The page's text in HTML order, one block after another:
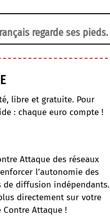
regarde ses pieds.
libre et gratuite. Pour
: chaque euro compte !
Attaque des réseaux
l’autonomie des
de diffusion indépendants.
directement sur votre
Attaque !